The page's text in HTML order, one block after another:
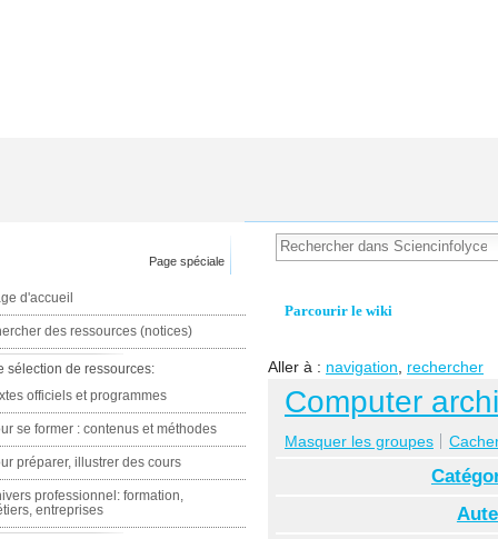
Parcourir le wiki
Aller à : navigation rechercher
Computer
Masquer les groupes
Page spéciale
d'accueil
des ressources (notices)
sélection de ressources:
officiels et programmes
se former : contenus et méthodes
préparer, illustrer des cours
professionnel: formation,
entreprises